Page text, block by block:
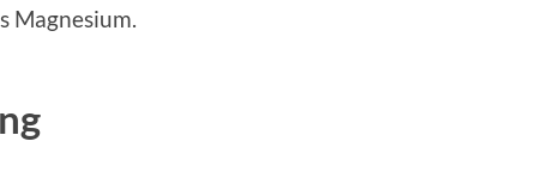
Magnesium.